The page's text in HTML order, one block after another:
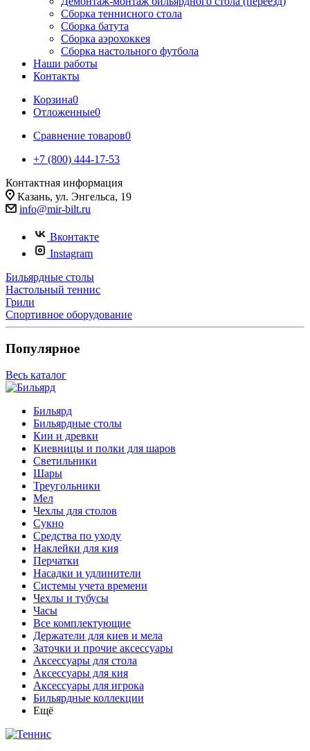
Сборка теннисного стола
Сборка батута
Сборка аэрохоккея
Сборка настольного футбола
Наши работы
Контакты
Корзина0
Отложенные0
Сравнение товаров0
+7 (800) 444-17-53
Контактная информация
Казань, ул. Энгельса, 19
info@mir-bilt.ru
Вконтакте
Instagram
Бильярдные столы
Настольный теннис
Грили
Спортивное оборудование
Популярное
Весь каталог
Бильярд
Бильярдные столы
Кии и древки
Киевницы и полки для шаров
Светильники
Шары
Треугольники
Мел
Чехлы для столов
Сукно
Средства по уходу
Наклейки для кия
Перчатки
Насадки и удлинители
Системы учета времени
Чехлы и тубусы
Часы
Все комплектующие
Держатели для киев и мела
Заточки и прочие аксессуары
Аксессуары для стола
Аксессуары для кия
Аксессуары для игрока
Бильярдные коллекции
Ещё